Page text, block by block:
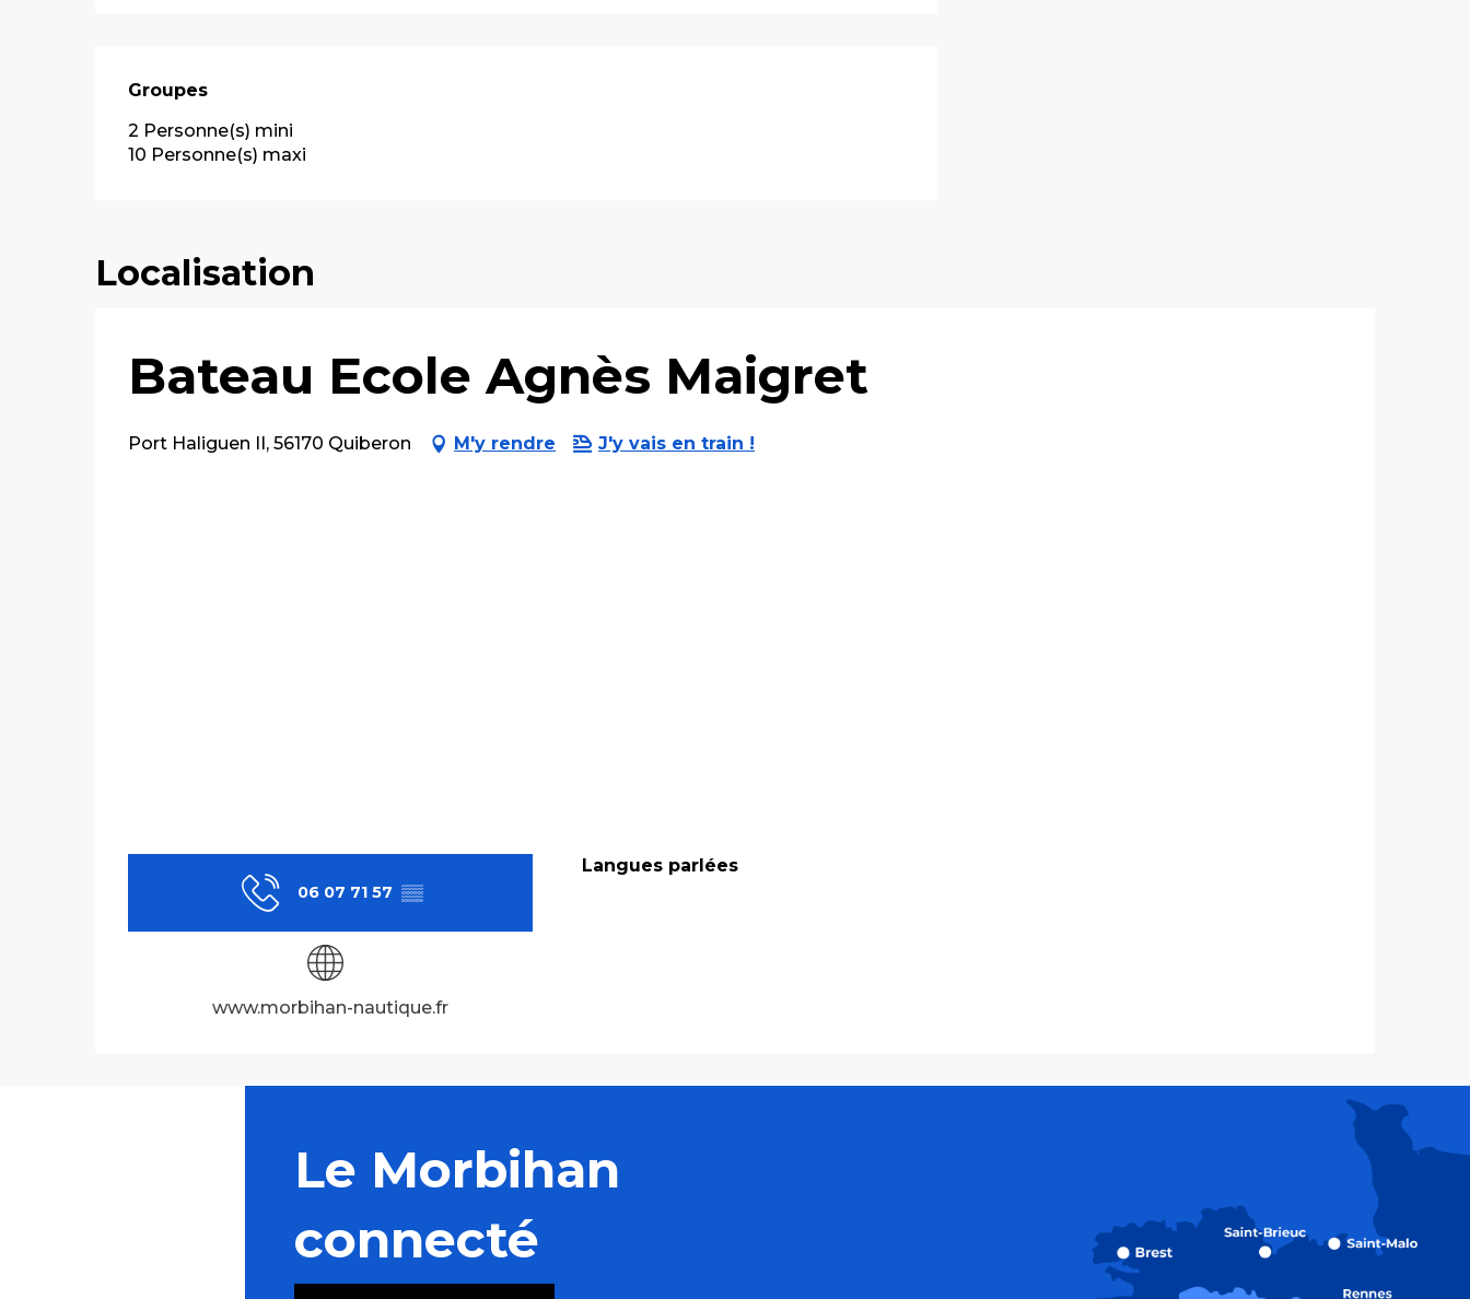
Groupes
Groupes
2 Personne(s) mini
10 Personne(s) maxi
Localisation
Bateau Ecole Agnès Maigret
Port Haliguen II, 56170 Quiberon M'y rendre J'y vais en train !
06 07 71 57 ▒▒
www.morbihan-nautique.fr
Langues parlées
Langues parlées
Le Morbihan
connecté